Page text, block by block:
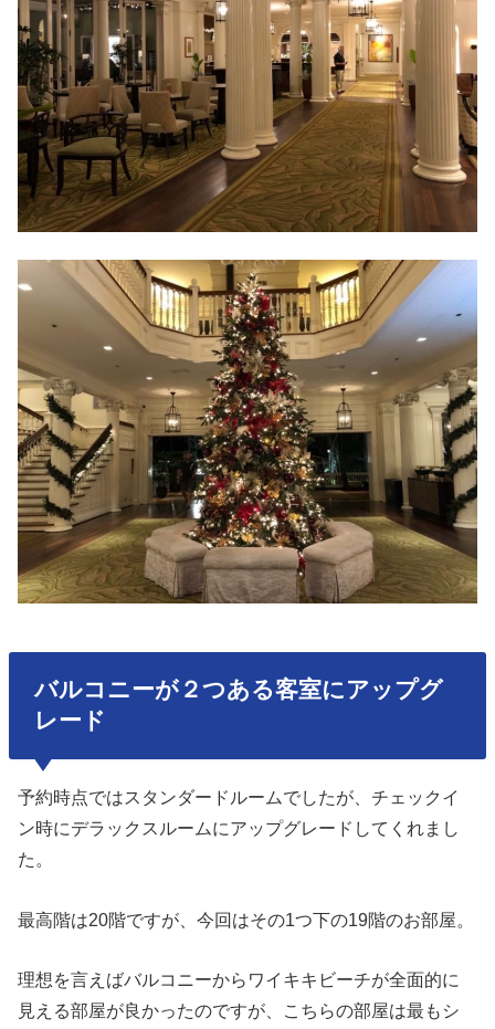
バルコニーが２つある客室にアップグ
レード
予約時点ではスタンダードルームでしたが、チェックイ
ン時にデラックスルームにアップグレードしてくれまし
た。
最高階は20階ですが、今回はその1つ下の19階のお部屋。
理想を言えばバルコニーからワイキキビーチが全面的に
見える部屋が良かったのですが、こちらの部屋は最もシ